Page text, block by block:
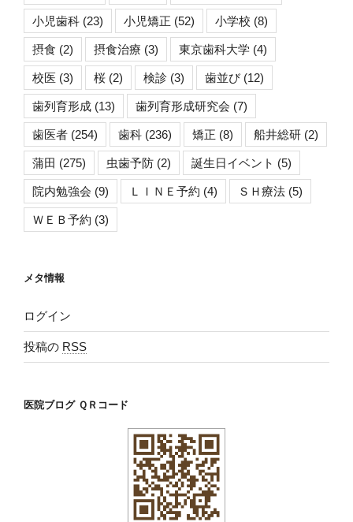
小児歯科 (23) 小児矯正 (52) 小学校 (8)
摂食 (2) 摂食治療 (3) 東京歯科大学 (4)
校医 (3) 桜 (2) 検診 (3) 歯並び (12)
歯列育形成 (13) 歯列育形成研究会 (7)
歯医者 (254) 歯科 (236) 矯正 (8) 船井総研 (2)
蒲田 (275) 虫歯予防 (2) 誕生日イベント (5)
院内勉強会 (9) ＬＩＮＥ予約 (4) ＳＨ療法 (5)
ＷＥＢ予約 (3)
メタ情報
ログイン
投稿の RSS
医院ブログ ＱＲコード